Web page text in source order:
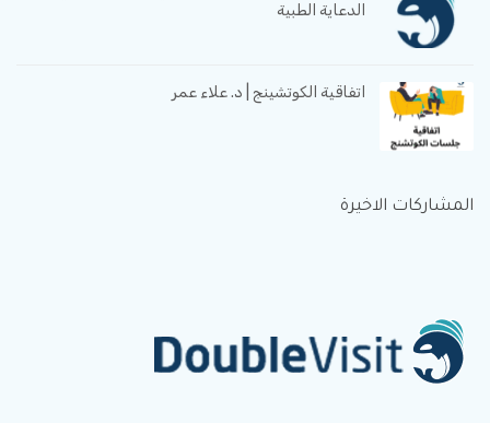
الدعاية الطبية
اتفاقية الكوتشينج | د. علاء عمر
المشاركات الاخيرة